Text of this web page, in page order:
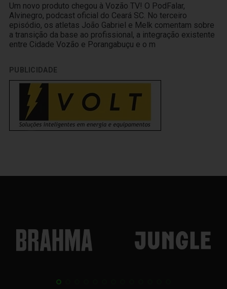
Um novo produto chegou à Vozão TV! O PodFalar,
Alvinegro, podcast oficial do Ceará SC. No terceiro
episódio, os atletas João Gabriel e Melk comentam sobre
a transição da base ao profissional, a integração existente
entre Cidade Vozão e Porangabuçu e o m
PUBLICIDADE